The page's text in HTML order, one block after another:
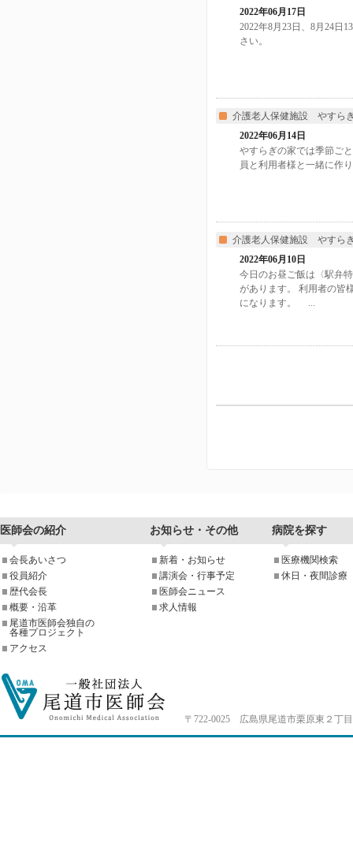
2022年06月17日
2022年8月23日、8月24日
さい。
介護老人保健施設 やすら
2022年06月14日
やすらぎの家では季節ご
員と利用者様と一緒に作
介護老人保健施設 やすら
2022年06月10日
今日のお昼ご飯は〈駅弁
があります。 利用者の皆
になります。 ...
医師会の紹介 お知らせ・その他 病院を探す
会長あいさつ
役員紹介
歴代会長
概要・沿革
尾道市医師会独自の
各種プロジェクト
アクセス
新着・お知らせ
講演会・行事予定
医師会ニュース
求人情報
医療機関検索
休日・夜間診療
〒722-0025 広島県尾道市栗原東２丁